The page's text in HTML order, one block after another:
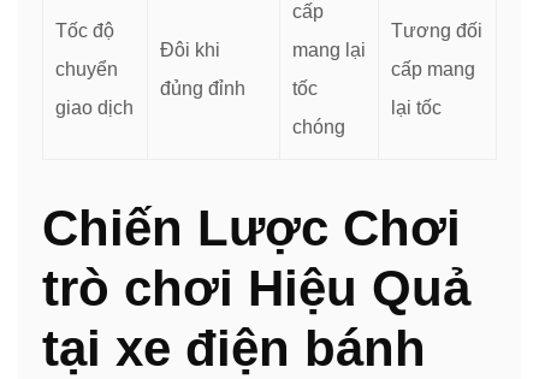
Tốc độ
chuyển
giao dịch
Đôi khi
đủng đỉnh
cấp
mang lại
tốc
chóng
Tương đối
cấp mang
lại tốc
Chiến Lược Chơi
trò chơi Hiệu Quả
tại xe điện bánh